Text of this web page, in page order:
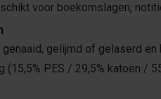
voor boekomslagen,
gelijmd of gelaserd
(15,5% PES / 29,5% katoen /